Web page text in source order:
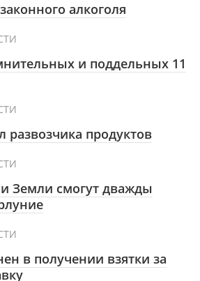
алкоголя
и поддельных 11
развозчика продуктов
Земли смогут дважды
в получении взятки за